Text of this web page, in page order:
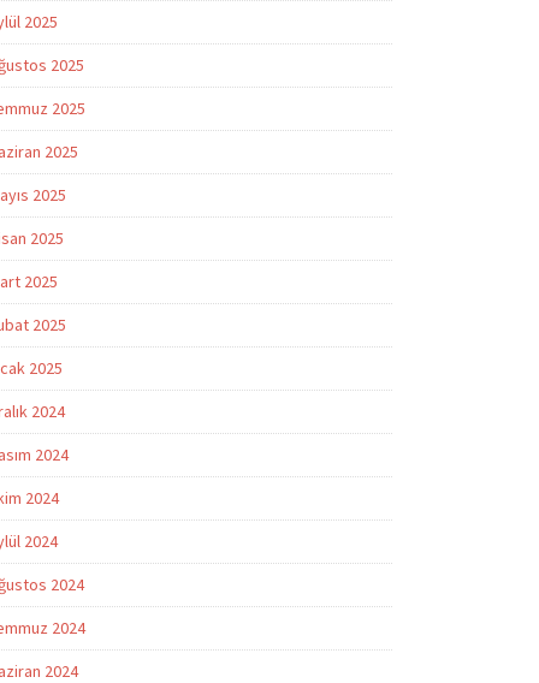
2025
2025
2025
2025
2025
2025
2025
2025
2025
2024
2024
2024
2024
2024
2024
2024